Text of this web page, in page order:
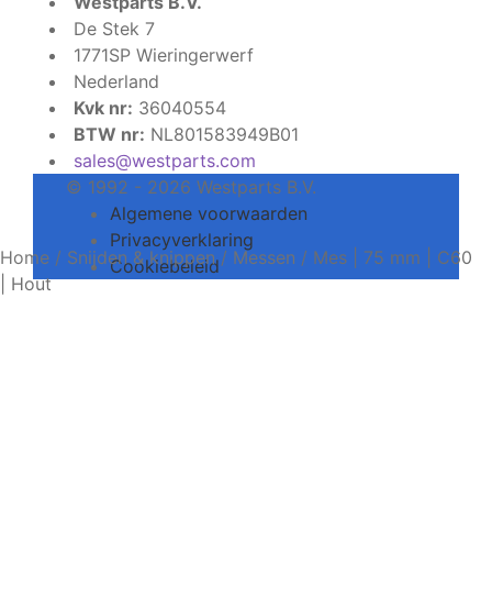
Home / Snijden & knippen/ Messen / Mes | 75 mm | C60
| Hout
De Stek 7
1771SP Wieringerwerf
Nederland
Kvk nr: 36040554
BTW nr: NL801583949B01
sales@westparts.com
© 1992 - 2026 Westparts B.V.
Algemene voorwaarden
Privacyverklaring
Cookiebeleid